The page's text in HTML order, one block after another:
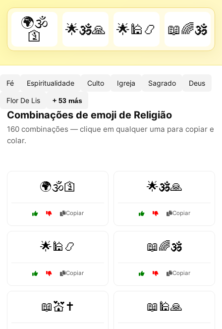
🌍🕉️
🛐
🌟🕉️🙏 🌟🕌📿 📖🌈🕉️
Fé Espiritualidade Culto Igreja Sagrado Deus
Flor De Lis + 53 más
Combinações de emoji de Religião
160 combinações — clique em qualquer uma para copiar e
colar.
🌍🕉️🛐
Copiar
🌟🕉️🙏
Copiar
🌟🕌📿
Copiar
📖🌈🕉️
Copiar
📖💒✝️ 📖🕌🙏